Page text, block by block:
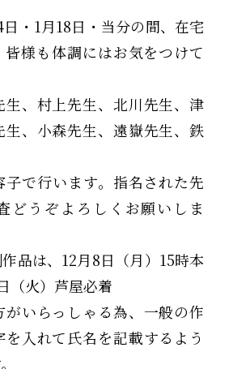
・1月18日・当分の間、在宅
様も体調にはお気をつけて
生、村上先生、北川先生、津
生、小森先生、遠嶽先生、鉄
子で行います。指名された先
どうぞよろしくお願いしま
品は、12月8日（月）15時本
（火）芦屋必着
がいらっしゃる為、一般の作
入れて氏名を記載するよう